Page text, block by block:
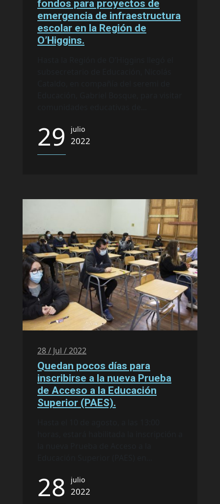
fondos para proyectos de
emergencia de infraestructura
escolar en la Región de
O’Higgins.
29 julio
2022
28 / Jul / 2022
Quedan pocos días para
inscribirse a la nueva Prueba
de Acceso a la Educación
Superior (PAES).
28 julio
2022